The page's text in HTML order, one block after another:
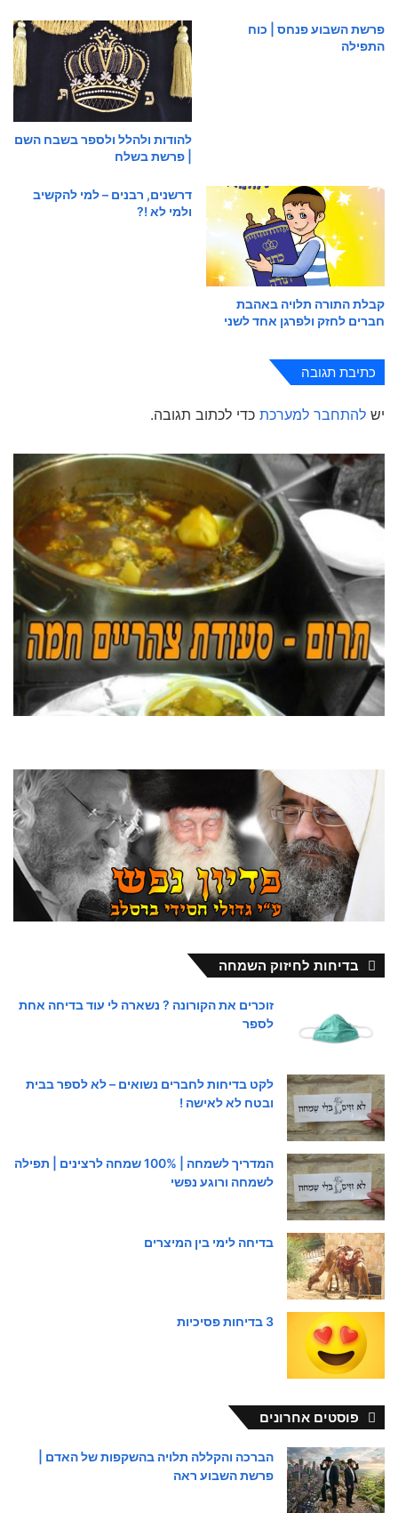
פרשת השבוע פנחס | כוח
התפילה
להודות ולהלל ולספר בשבח השם
| פרשת בשלח
קבלת התורה תלויה באהבת
חברים לחזק ולפרגן אחד לשני
דרשנים, רבנים – למי להקשיב
ולמי לא !?
כתיבת תגובה
יש להתחבר למערכת כדי לכתוב תגובה.
בדיחות לחיזוק השמחה
זוכרים את הקורונה ? נשארה לי עוד בדיחה אחת
לספר
לקט בדיחות לחברים נשואים – לא לספר בבית
ובטח לא לאישה !
המדריך לשמחה | 100% שמחה לרצינים | תפילה
לשמחה ורוגע נפשי
בדיחה לימי בין המיצרים
3 בדיחות פסיכיות
פוסטים אחרונים
הברכה והקללה תלויה בהשקפות של האדם |
פרשת השבוע ראה